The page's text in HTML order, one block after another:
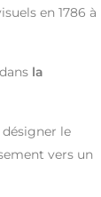
en 1786 à
la
le
vers un